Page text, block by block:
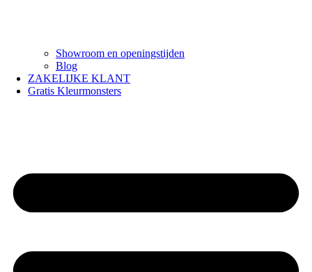
Showroom en openingstijden
Blog
ZAKELIJKE KLANT
Gratis Kleurmonsters